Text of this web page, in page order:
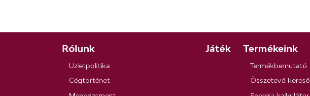
Rólunk
Üzletpolitika
Cégtörténet
Játék Termékeink
Termékbemutató
Összetevő kereső